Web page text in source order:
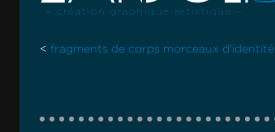
< fragments de corps morceaux d'identité